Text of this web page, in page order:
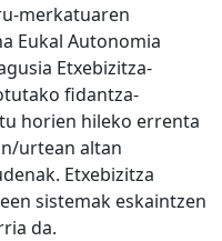
merkatuaren
Eukal Autonomia
Etxebizitza-
fidantza-
horien hileko errenta
urtean altan
Etxebizitza
sistemak eskaintzen
da.